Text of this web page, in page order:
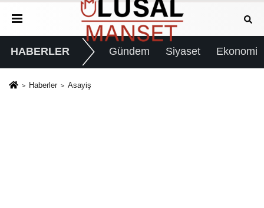
HABERLER Gündem Siyaset Ekonomi
Haberler Asayiş